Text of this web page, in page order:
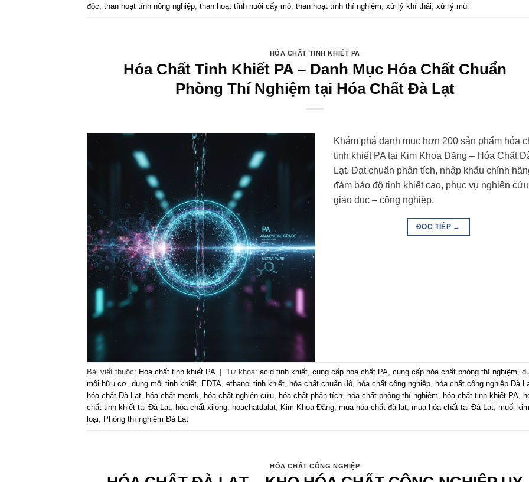
độc, than hoạt tính nông nghiệp, than hoạt tính nuôi cấy mô, than hoạt tính thí nghiệm, xử lý khí thải, xử lý mùi
HÓA CHẤT TINH KHIẾT PA
Hóa Chất Tinh Khiết PA – Danh Mục Hóa Chất Chuẩn
Phòng Thí Nghiệm tại Hóa Chất Đà Lạt
Khám phá danh mục hơn 200 sản phẩm hóa
tinh khiết PA tại Kim Khoa Đăng – Hóa Chất
Lạt. Đạt chuẩn phân tích, nhập khẩu chính
đảm bảo độ tinh khiết cao, phục vụ nghiên
giáo dục – công nghiệp.
ĐỌC TIẾP →
Bài viết thuộc: Hóa chất tinh khiết PA Từ khóa: acid tinh khiết, cung cấp hóa chất PA, cung cấp hóa chất phòng thí nghiệm,
môi hữu cơ, dung môi tinh khiết, EDTA, ethanol tinh khiết, hóa chất chuẩn độ, hóa chất công nghiệp, hóa chất công nghiệp Đà
hóa chất Đà Lạt, hóa chất merck, hóa chất nghiên cứu, hóa chất phân tích, hóa chất phòng thí nghiệm, hóa chất tinh khiết PA,
chất tinh khiết tại Đà Lạt, hóa chất xilong, hoachatdalat, Kim Khoa Đăng, mua hóa chất đà lạt, mua hóa chất tại Đà Lạt, muối kim
loại, Phòng thí nghiệm Đà Lạt
HÓA CHẤT CÔNG NGHIỆP